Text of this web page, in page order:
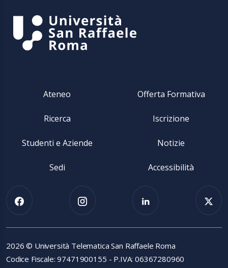
Ateneo Offerta Formativa
Ricerca Iscrizione
Studenti e Aziende Notizie
Sedi Accessibilità
2026 © Università Telematica San Raffaele Roma
Codice Fiscale: 97471900155 - P.IVA: 06367280960